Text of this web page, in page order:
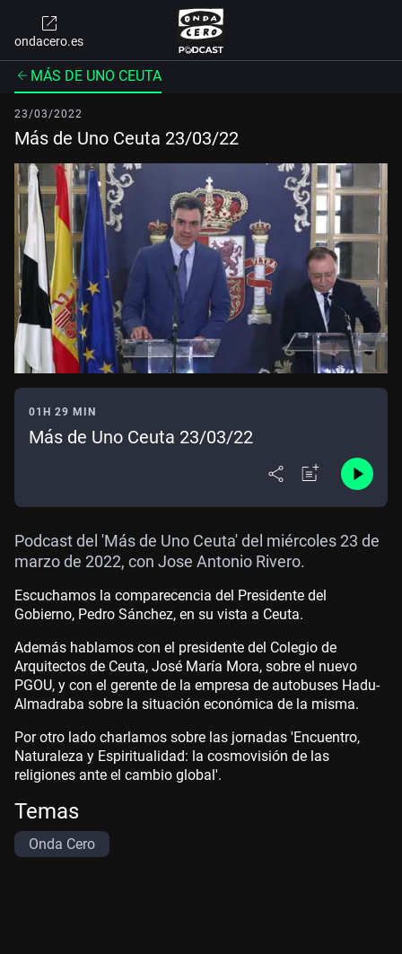
ondacero.es
MÁS DE UNO CEUTA
23/03/2022
Más de Uno Ceuta 23/03/22
01H 29 MIN
Más de Uno Ceuta 23/03/22
Podcast del 'Más de Uno Ceuta' del miércoles 23 de
marzo de 2022, con Jose Antonio Rivero.
Escuchamos la comparecencia del Presidente del
Gobierno, Pedro Sánchez, en su vista a Ceuta.
Además hablamos con el presidente del Colegio de
Arquitectos de Ceuta, José María Mora, sobre el nuevo
PGOU, y con el gerente de la empresa de autobuses Hadu-
Almadraba sobre la situación económica de la misma.
Por otro lado charlamos sobre las jornadas 'Encuentro,
Naturaleza y Espiritualidad: la cosmovisión de las
religiones ante el cambio global'.
Temas
Onda Cero